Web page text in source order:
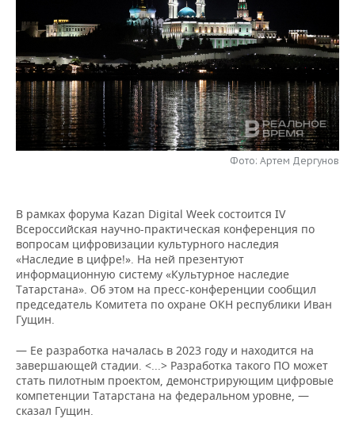
НЕФТЬ
ОПК
ЭНЕРГЕТИКА
РОЗНИЧНАЯ ТОРГОВЛЯ
ТРАНСПОРТ
УСЛУГИ
НОВОСТИ ТЕХНОЛОГИЙ
IT
МЕДИА
ТЕЛЕКОММУНИКАЦИИ
МЕРОПРИЯТИЯ
НОВОСТИ МЕРОПРИЯТИЙ
ВЫЕЗДНАЯ РЕДАКЦИЯ
БИЗНЕС-БРАНЧИ
ОТКРЫТАЯ ЛЕКЦИЯ
СПОРТ
НОВОСТИ СПОРТА
ФУТБОЛ
БАСКЕТБОЛ
ВОЛЕЙБОЛ
КИБЕРСПОРТ
ФИГУРНОЕ КАТАНИЕ
ВОДНЫЕ ВИДЫ СПОРТА
ХОККЕЙ С МЯЧОМ
ОБЩЕСТВО
НОВОСТИ ОБЩЕСТВА
ИНФРАСТРУКТУРА
ИСТОРИЯ
КУЛЬТУРА
МЕДИЦИНА
ОБРАЗОВАНИЕ
ПРОИСШЕСТВИЯ
ФОТОГАЛЕРЕЯ
СПРАВОЧНИК
СПИСОК ПЕРСОН
СПИСОК КОМПАНИЙ
ПОЛНАЯ ВЕРСИЯ
Фото: Артем Дергунов
В рамках форума Kazan Digital Week состоится IV
Всероссийская научно-практическая конференция по
вопросам цифровизации культурного наследия
«Наследие в цифре!». На ней презентуют
информационную систему «Культурное наследие
Татарстана». Об этом на пресс-конференции сообщил
председатель Комитета по охране ОКН республики Иван
Гущин.
— Ее разработка началась в 2023 году и находится на
завершающей стадии. <...> Разработка такого ПО может
стать пилотным проектом, демонстрирующим цифровые
компетенции Татарстана на федеральном уровне, —
сказал Гущин.